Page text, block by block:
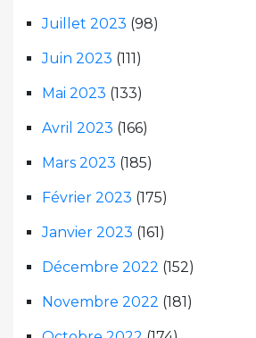
Juillet 2023 (98)
Juin 2023 (111)
Mai 2023 (133)
Avril 2023 (166)
Mars 2023 (185)
Février 2023 (175)
Janvier 2023 (161)
Décembre 2022 (152)
Novembre 2022 (181)